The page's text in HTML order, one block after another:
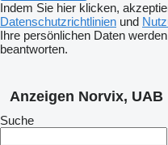
Indem Sie hier klicken,
Datenschutzrichtlinien und
Ihre persönlichen Daten
beantworten.
Anzeigen Norvix, UAB
Suche